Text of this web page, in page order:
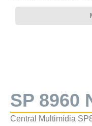
SP 8960
Central Multimídia